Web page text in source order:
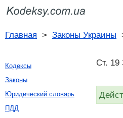
Главная > Законы Украины
Ст. 19
Кодексы
Законы
Юридический словарь
ПДД